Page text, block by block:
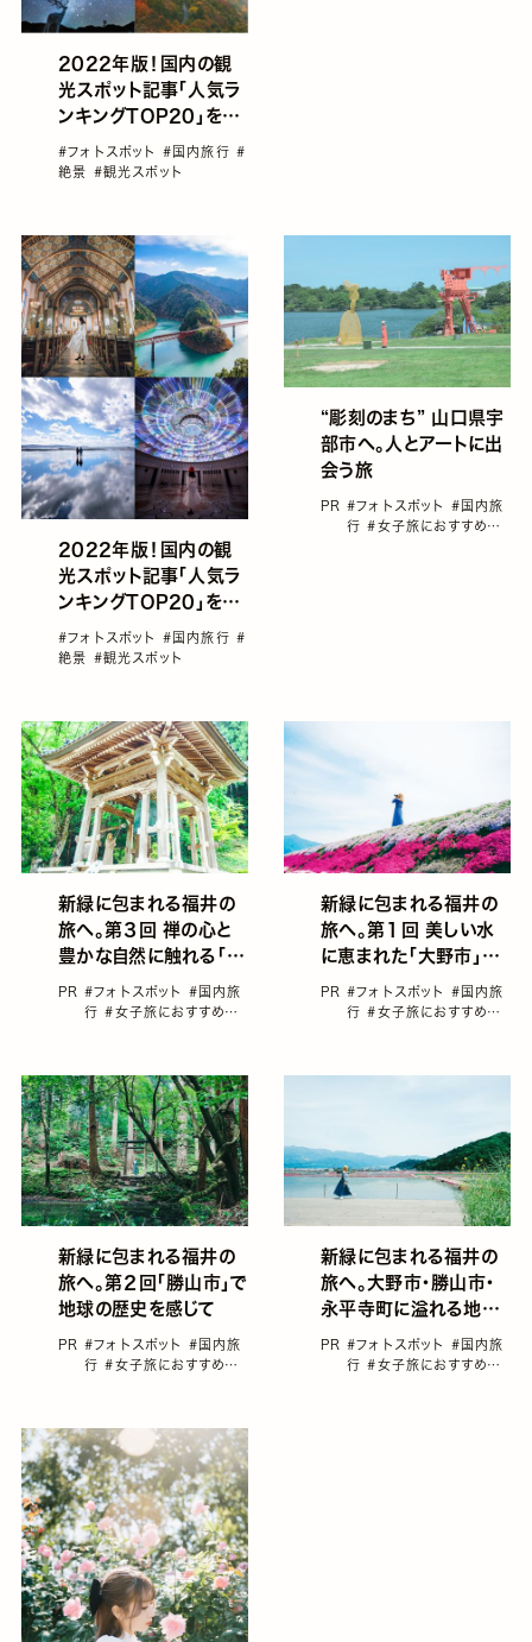
2022年版！国内の観
光スポット記事「人気ラ
ンキングTOP20」を発
表＜10位～1位＞
#フォトスポット #国内旅行 #
絶景 #観光スポット
2022年版！国内の観
光スポット記事「人気ラ
ンキングTOP20」を発
表＜20位～11位＞
#フォトスポット #国内旅行 #
絶景 #観光スポット
“彫刻のまち” 山口県宇
部市へ。人とアートに出
会う旅
PR #フォトスポット #国内旅
行#女子旅におすすめの
新緑に包まれる福井の
旅へ。第３回 禅の心と
豊かな自然に触れる「永
平寺町」
PR #フォトスポット #国内旅
行#女子旅におすすめの
新緑に包まれる福井の
旅へ。第１回 美しい水
に恵まれた「大野市」で
パワーチャージ
PR #フォトスポット #国内旅
行#女子旅におすすめの
新緑に包まれる福井の
旅へ。第２回「勝山市」で
地球の歴史を感じて
PR #フォトスポット #国内旅
行#女子旅におすすめの
リン）
新緑に包まれる福井の
旅へ。大野市・勝山市・
永平寺町に溢れる地球
の恵でリフレッシュ
PR #フォトスポット #国内旅
行#女子旅におすすめの